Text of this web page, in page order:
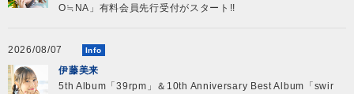
O≒NA」有料会員先行受付がスタート!!
2026/08/07 Info
伊藤美来
5th Album「39rpm」＆10th Anniversary Best Album「swir